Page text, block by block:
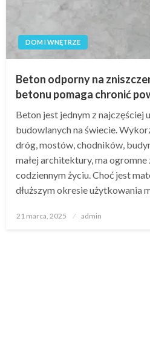
DOM I WNĘTRZE
Beton odporny na
betonu pomaga chronić
Beton jest jednym z najczęściej
budowlanych na świecie.
dróg, mostów, chodników,
małej architektury, ma ogromne
codziennym życiu. Choć jest
dłuższym okresie użytkowania
Opublikowane
21 marca, 2025 admin